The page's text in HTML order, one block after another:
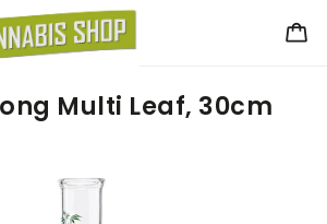
Multi Leaf, 30cm